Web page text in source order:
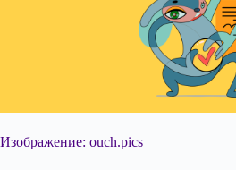
Изображение: ouch.pics